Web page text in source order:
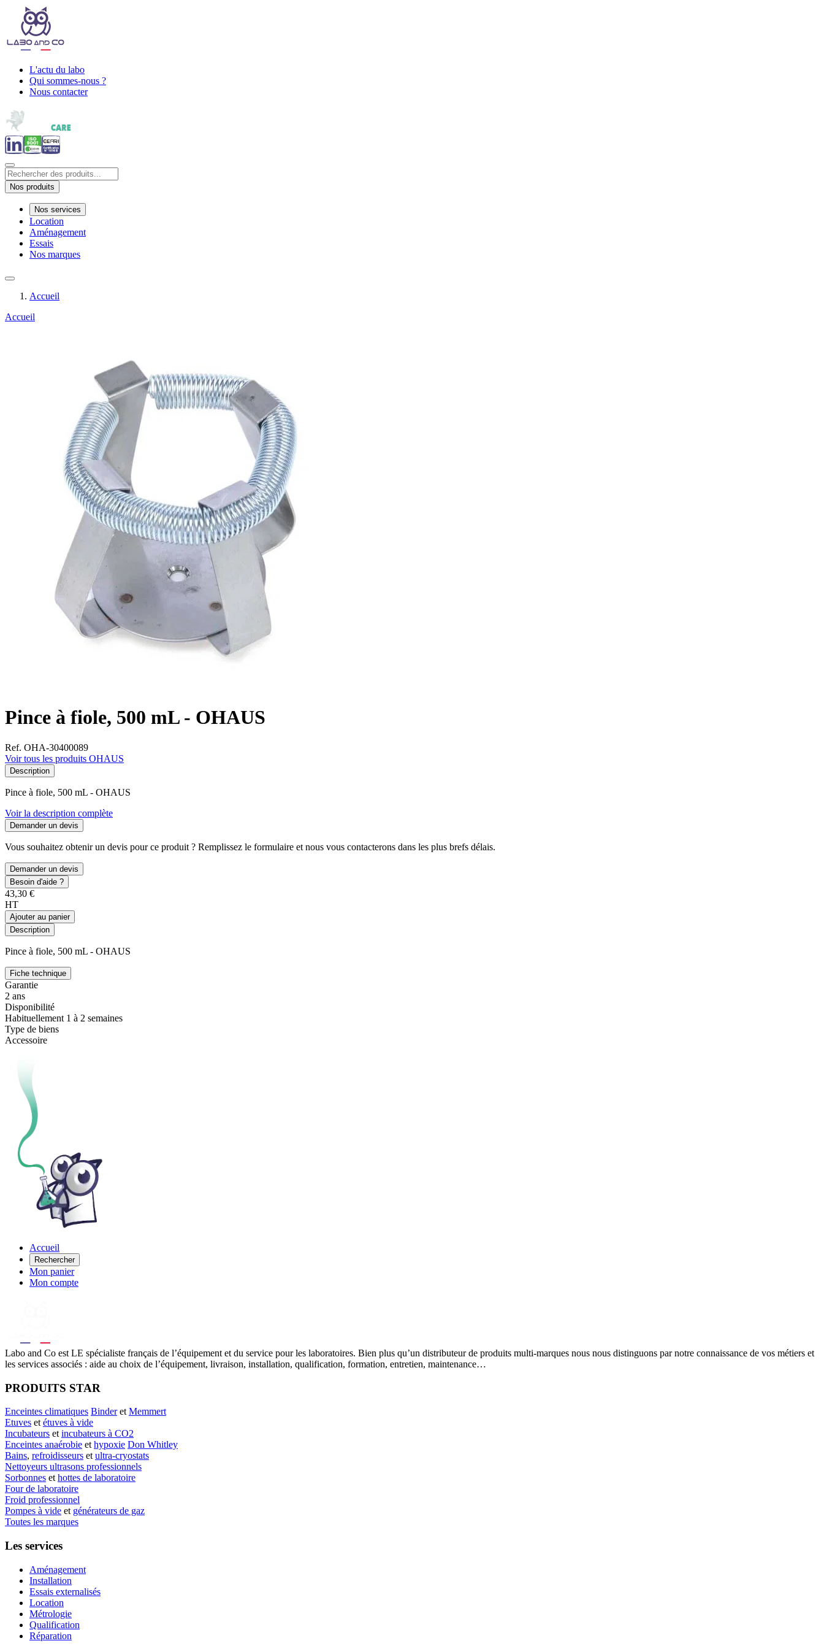
L'actu du labo
Qui sommes-nous ?
Nous contacter
Nos produits
Nos services
Location
Aménagement
Essais
Nos marques
Accueil
Accueil
Pince à fiole, 500 mL - OHAUS
Ref. OHA-30400089
Voir tous les produits OHAUS
Description
Pince à fiole, 500 mL - OHAUS
Voir la description complète
Demander un devis
Vous souhaitez obtenir un devis pour ce produit ? Remplissez le formulaire et nous vous contacterons dans les plus brefs délais.
Demander un devis
Besoin d'aide ?
43,30 €
HT
Ajouter au panier
Description
Pince à fiole, 500 mL - OHAUS
Fiche technique
Garantie
2 ans
Disponibilité
Habituellement 1 à 2 semaines
Type de biens
Accessoire
Accueil
Rechercher
Mon panier
Mon compte
Labo and Co est LE spécialiste français de l’équipement et du service pour les laboratoires. Bien plus qu’un distributeur de produits multi-marques nous nous distinguons par notre connaissance de vos métiers et
les services associés : aide au choix de l’équipement, livraison, installation, qualification, formation, entretien, maintenance…
PRODUITS STAR
Enceintes climatiques Binderet Memmert
Etuves et étuves à vide
Incubateurs et incubateurs à CO2
Enceintes anaérobie et hypoxie Don Whitley
Bains, refroidisseurs et ultra-cryostats
Nettoyeurs ultrasons professionnels
Sorbonnes et hottes de laboratoire
Four de laboratoire
Froid professionnel
Pompes à vide et générateurs de gaz
Toutes les marques
Les services
Aménagement
Installation
Essais externalisés
Location
Métrologie
Qualification
Réparation